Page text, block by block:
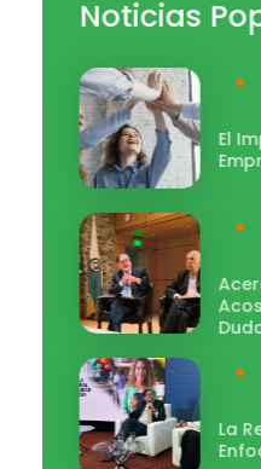
Noticias
El
La